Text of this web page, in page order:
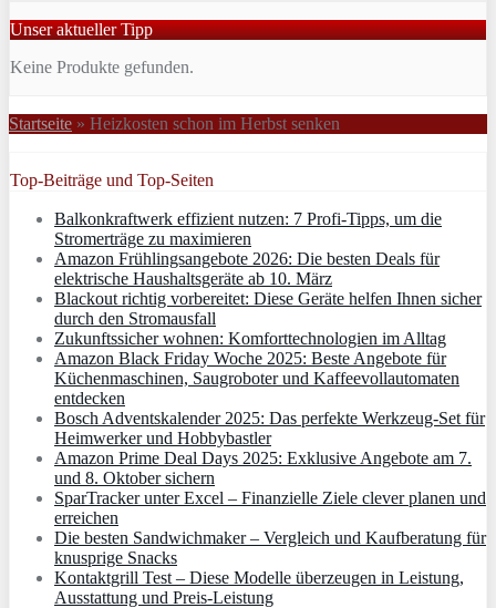
Unser aktueller Tipp
Keine Produkte gefunden.
Startseite » Heizkosten schon im Herbst senken
Top-Beiträge und Top-Seiten
Balkonkraftwerk effizient nutzen: 7 Profi-Tipps, um die
Stromerträge zu maximieren
Amazon Frühlingsangebote 2026: Die besten Deals für
elektrische Haushaltsgeräte ab 10. März
Blackout richtig vorbereitet: Diese Geräte helfen Ihnen sicher
durch den Stromausfall
Zukunftssicher wohnen: Komforttechnologien im Alltag
Amazon Black Friday Woche 2025: Beste Angebote für
Küchenmaschinen, Saugroboter und Kaffeevollautomaten
entdecken
Bosch Adventskalender 2025: Das perfekte Werkzeug-Set für
Heimwerker und Hobbybastler
Amazon Prime Deal Days 2025: Exklusive Angebote am 7.
und 8. Oktober sichern
SparTracker unter Excel – Finanzielle Ziele clever planen und
erreichen
Die besten Sandwichmaker – Vergleich und Kaufberatung für
knusprige Snacks
Kontaktgrill Test – Diese Modelle überzeugen in Leistung,
Ausstattung und Preis-Leistung